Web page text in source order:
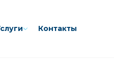
Контакты